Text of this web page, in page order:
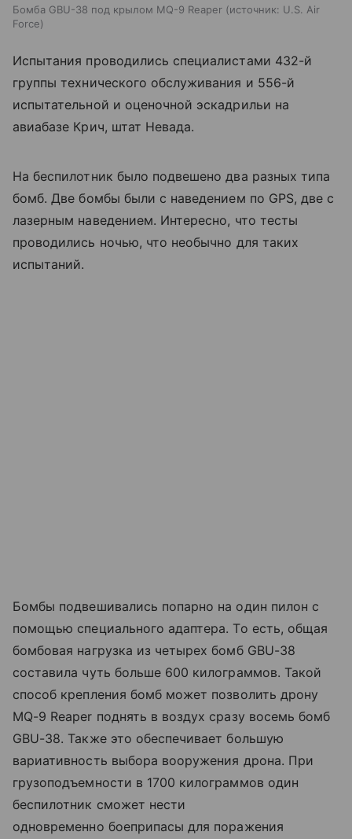
Бомба GBU-38 под крылом MQ-9 Reaper источник: U.S. Air
Force
Испытания проводились специалистами 432-й
группы технического обслуживания и 556-й
испытательной и оценочной эскадрильи на
авиабазе Крич, штат Невада.
На беспилотник было подвешено два разных типа
бомб. Две бомбы были с наведением по GPS, две с
лазерным наведением. Интересно, что тесты
проводились ночью, что необычно для таких
испытаний.
Бомбы подвешивались попарно на один пилон с
помощью специального адаптера. То есть, общая
бомбовая нагрузка из четырех бомб GBU-38
составила чуть больше 600 килограммов. Такой
способ крепления бомб может позволить дрону
MQ-9 Reaper поднять в воздух сразу восемь бомб
GBU-38. Также это обеспечивает большую
вариативность выбора вооружения дрона. При
грузоподъемности в 1700 килограммов один
беспилотник сможет нести
одновременно боеприпасы для поражения